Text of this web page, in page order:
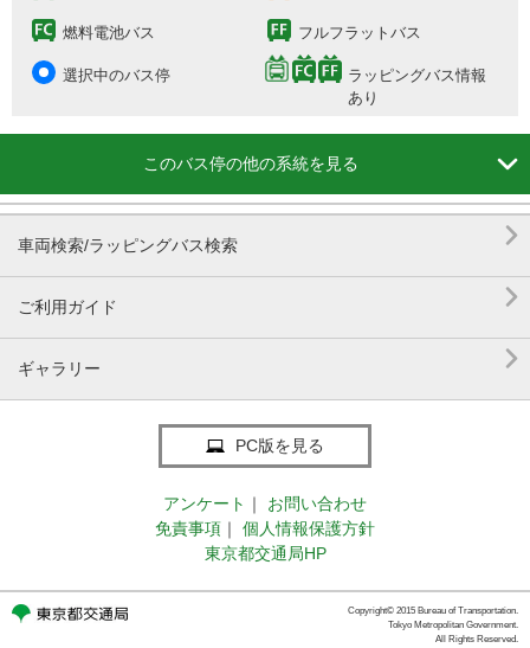
燃料電池バス フルフラットバス
選択中のバス停
ラッピングバス情報
あり
このバス停の他の系統を見る 
車両検索/ラッピングバス検索 
ご利用ガイド 
ギャラリー 
PC版を見る
アンケート ｜
お問い合わせ
免責事項 ｜
個人情報保護方針
東京都交通局HP
Copyright© 2015 Bureau of Transportation.
Tokyo Metropolitan Government.
All Rights Reserved.